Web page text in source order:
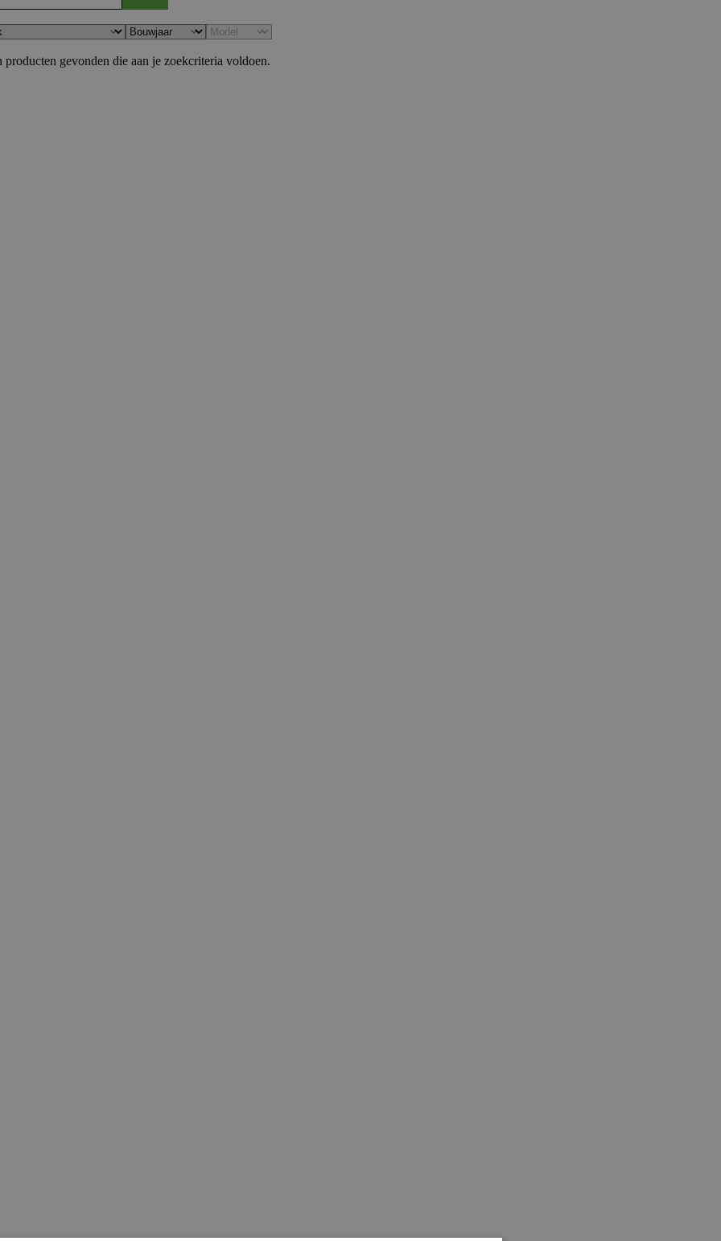
producten gevonden die aan je zoekcriteria voldoen.